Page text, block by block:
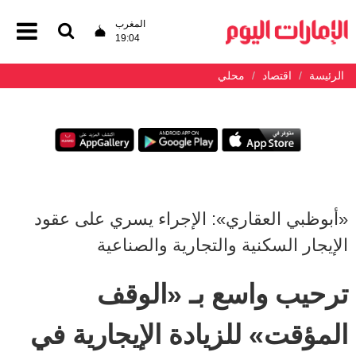
المغرب
19:04
الرئيسة اقتصاد محلي
«أبوظبي العقاري»: الإجراء يسري على عقود
الإيجار السكنية والتجارية والصناعية
ترحيب واسع بـ «الوقف
المؤقت» للزيادة الإيجارية في